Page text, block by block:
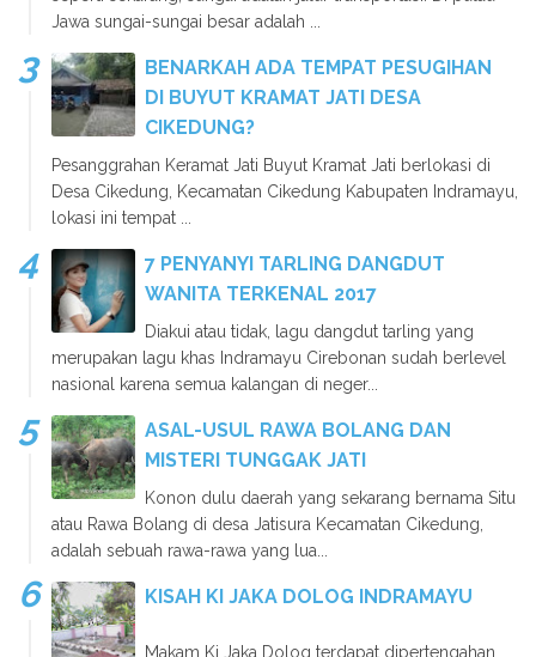
Jawa sungai-sungai besar adalah ...
BENARKAH ADA TEMPAT PESUGIHAN
DI BUYUT KRAMAT JATI DESA
CIKEDUNG?
Pesanggrahan Keramat Jati Buyut Kramat Jati berlokasi di
Desa Cikedung, Kecamatan Cikedung Kabupaten Indramayu,
lokasi ini tempat ...
7 PENYANYI TARLING DANGDUT
WANITA TERKENAL 2017
Diakui atau tidak, lagu dangdut tarling yang
merupakan lagu khas Indramayu Cirebonan sudah berlevel
nasional karena semua kalangan di neger...
ASAL-USUL RAWA BOLANG DAN
MISTERI TUNGGAK JATI
Konon dulu daerah yang sekarang bernama Situ
atau Rawa Bolang di desa Jatisura Kecamatan Cikedung,
adalah sebuah rawa-rawa yang lua...
KISAH KI JAKA DOLOG INDRAMAYU
Makam Ki Jaka Dolog terdapat dipertengahan